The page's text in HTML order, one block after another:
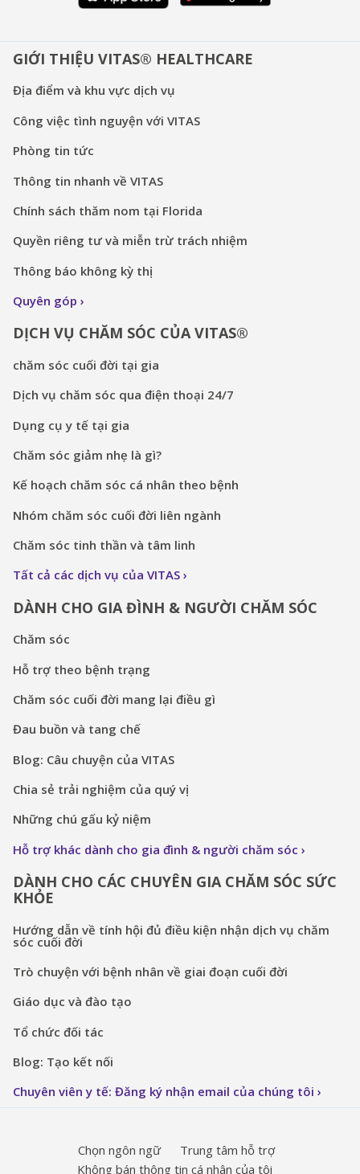
GIỚI THIỆU VITAS® HEALTHCARE
Địa điểm và khu vực dịch vụ
Công việc tình nguyện với VITAS
Phòng tin tức
Thông tin nhanh về VITAS
Chính sách thăm nom tại Florida
Quyền riêng tư và miễn trừ trách nhiệm
Thông báo không kỳ thị
Quyên góp
DỊCH VỤ CHĂM SÓC CỦA VITAS®
chăm sóc cuối đời tại gia
Dịch vụ chăm sóc qua điện thoại 24/7
Dụng cụ y tế tại gia
Chăm sóc giảm nhẹ là gì?
Kế hoạch chăm sóc cá nhân theo bệnh
Nhóm chăm sóc cuối đời liên ngành
Chăm sóc tinh thần và tâm linh
Tất cả các dịch vụ của VITAS
DÀNH CHO GIA ĐÌNH & NGƯỜI CHĂM SÓC
Chăm sóc
Hỗ trợ theo bệnh trạng
Chăm sóc cuối đời mang lại điều gì
Đau buồn và tang chế
Blog: Câu chuyện của VITAS
Chia sẻ trải nghiệm của quý vị
Những chú gấu kỷ niệm
Hỗ trợ khác dành cho gia đình & người chăm sóc
DÀNH CHO CÁC CHUYÊN GIA CHĂM SÓC SỨC
KHỎE
Hướng dẫn về tính hội đủ điều kiện nhận dịch vụ chăm
sóc cuối đời
Trò chuyện với bệnh nhân về giai đoạn cuối đời
Giáo dục và đào tạo
Tổ chức đối tác
Blog: Tạo kết nối
Chuyên viên y tế: Đăng ký nhận email của chúng tôi
Chọn ngôn ngữ
Trung tâm hỗ trợ
Không bán thông tin cá nhân của tôi